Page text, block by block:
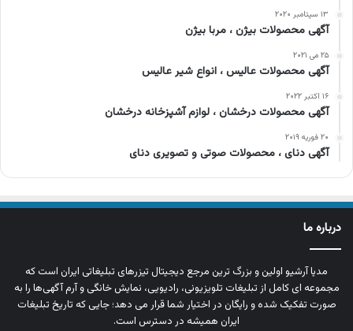
۱۳ سپتامبر ۲۰۲۰
آگهی محصولات بیژن ، مربا بیژن
۲۵ می ۲۰۲۱
آگهی محصولات عالیس ، انواع شیر عالیس
۱۶ اکتبر ۲۰۲۲
آگهی محصولات درخشان ، لوازم آشپزخانه درخشان
۲۰ فوریه ۲۰۱۹
آگهی دنای ، محصولات صوتی و تصویری دنای
درباره ما
مدیا آرشیو اولین و بزرگ‌ ترین مرجع دیجیتال تیزرهای تبلیغاتی ایران است که
مجموعه‌ ای کامل از تبلیغات تلویزیونی، رادیویی، نمایش خانگی و آرم‌ آگهی‌ها را به‌
صورت تفکیک‌ شده و رایگان در اختیار شما قرار می‌ دهد؛ جایی که تاریخ تبلیغات
ایران همیشه در دسترس است.